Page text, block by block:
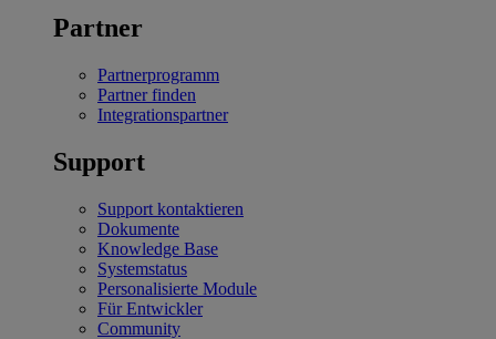
Partner
Partnerprogramm
Partner finden
Integrationspartner
Support
Support kontaktieren
Dokumente
Knowledge Base
Systemstatus
Personalisierte Module
Für Entwickler
Community